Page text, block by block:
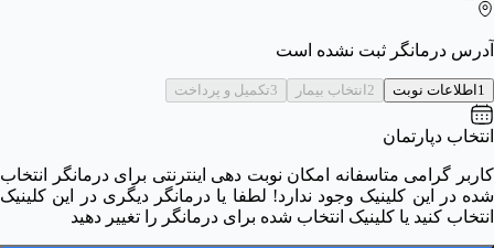
آدرس درمانگر ثبت نشده است
1اطلاعات نوبت 2انتخاب بیمار 3تکمیل و پرداخت
انتخاب دپارتمان
کاربر گرامی متاسفانه امکان نوبت دهی اینترنتی برای درمانگر انتخاب
شده در این کلینیک وجود ندارد! لطفا یا درمانگر دیگری در این کلینیک
انتخاب کنید یا کلینیک انتخاب شده برای درمانگر را تغییر دهید